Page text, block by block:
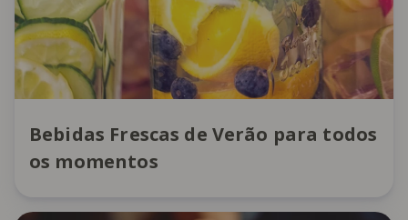
Bebidas Frescas de Verão para todos
os momentos